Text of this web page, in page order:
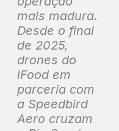
mais madura.
Desde o final
de 2025,
drones do
iFood em
parceria com
a Speedbird
Aero cruzam